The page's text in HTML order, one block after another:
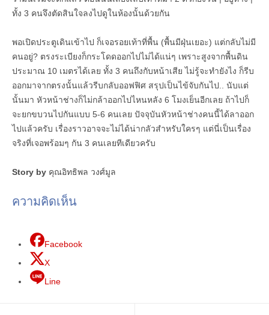
ทั้ง 3 คนจึงตัดสินใจลงไปดูในห้องนั้นด้วยกัน
พอเปิดประตูเดินเข้าไป ก็เจอรอยเท้าที่พื้น (พื้นมีฝุ่นเยอะ) แต่กลับไม่มี
คนอยู่? ตรงระเบียงก็กระโดดออกไปไม่ได้แน่ๆ เพราะสูงจากพื้นดิน
ประมาณ 10 เมตรได้เลย ทั้ง 3 คนถึงกับหน้าเสีย ไม่รู้จะทำยังไง ก็รีบ
ออกมาจากตรงนั้นแล้วรีบกลับออฟฟิศ สรุปเป็นไข้จับกันไป.. นับแต่
นั้นมา หัวหน้าช่างก็ไม่กล้าออกไปไหนหลัง 6 โมงเย็นอีกเลย ถ้าไปก็
จะยกขบวนไปกันแบบ 5-6 คนเลย ปัจจุบันหัวหน้าช่างคนนี้ได้ลาออก
ไปแล้วครับ เรื่องราวอาจจะไม่ได้น่ากลัวสำหรับใครๆ แต่นี่เป็นเรื่อง
จริงที่เจอพร้อมๆ กัน 3 คนเลยทีเดียวครับ
Story by คุณอิทธิพล วงศ์มูล
ความคิดเห็น
Facebook
X
Line